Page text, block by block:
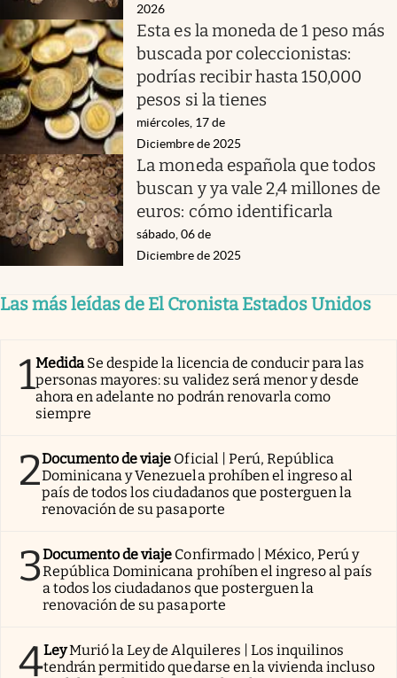
2026
Esta es la moneda de 1 peso más
buscada por coleccionistas:
podrías recibir hasta 150,000
pesos si la tienes
miércoles, 17 de
Diciembre de 2025
La moneda española que todos
buscan y ya vale 2,4 millones de
euros: cómo identificarla
sábado, 06 de
Diciembre de 2025
Las más leídas de El Cronista Estados Unidos
1Medida Se despide la licencia de conducir para las
personas mayores: su validez será menor y desde
ahora en adelante no podrán renovarla como
siempre
2Documento de viaje Oficial | Perú, República
Dominicana y Venezuela prohíben el ingreso al
país de todos los ciudadanos que posterguen la
renovación de su pasaporte
3Documento de viaje Confirmado | México, Perú y
República Dominicana prohíben el ingreso al país
a todos los ciudadanos que posterguen la
renovación de su pasaporte
4LeyMurió la Ley de Alquileres | Los inquilinos
tendrán permitido quedarse en la vivienda incluso